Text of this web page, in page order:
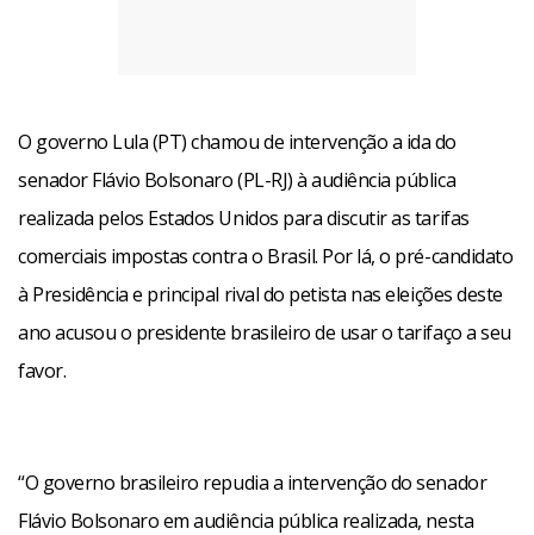
O governo Lula (PT) chamou de intervenção a ida do
senador Flávio Bolsonaro (PL-RJ) à audiência pública
realizada pelos Estados Unidos para discutir as tarifas
comerciais impostas contra o Brasil. Por lá, o pré-candidato
à Presidência e principal rival do petista nas eleições deste
ano acusou o presidente brasileiro de usar o tarifaço a seu
favor.
“O governo brasileiro repudia a intervenção do senador
Flávio Bolsonaro em audiência pública realizada, nesta